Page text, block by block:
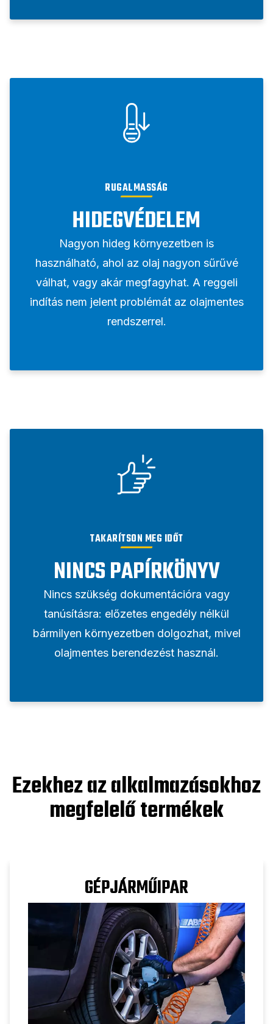
RUGALMASSÁG
HIDEGVÉDELEM
Nagyon hideg környezetben is
használható, ahol az olaj nagyon sűrűvé
válhat, vagy akár megfagyhat. A reggeli
indítás nem jelent problémát az olajmentes
rendszerrel.
TAKARÍTSON MEG IDŐT
NINCS PAPÍRKÖNYV
Nincs szükség dokumentációra vagy
tanúsításra: előzetes engedély nélkül
bármilyen környezetben dolgozhat, mivel
olajmentes berendezést használ.
Ezekhez az alkalmazásokhoz
megfelelő termékek
GÉPJÁRMŰIPAR